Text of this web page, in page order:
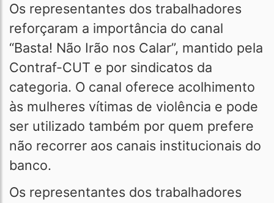
Os representantes dos trabalhadores
reforçaram a importância do canal
“Basta! Não Irão nos Calar”, mantido pela
Contraf-CUT e por sindicatos da
categoria. O canal oferece acolhimento
às mulheres vítimas de violência e pode
ser utilizado também por quem prefere
não recorrer aos canais institucionais do
banco.
Os representantes dos trabalhadores